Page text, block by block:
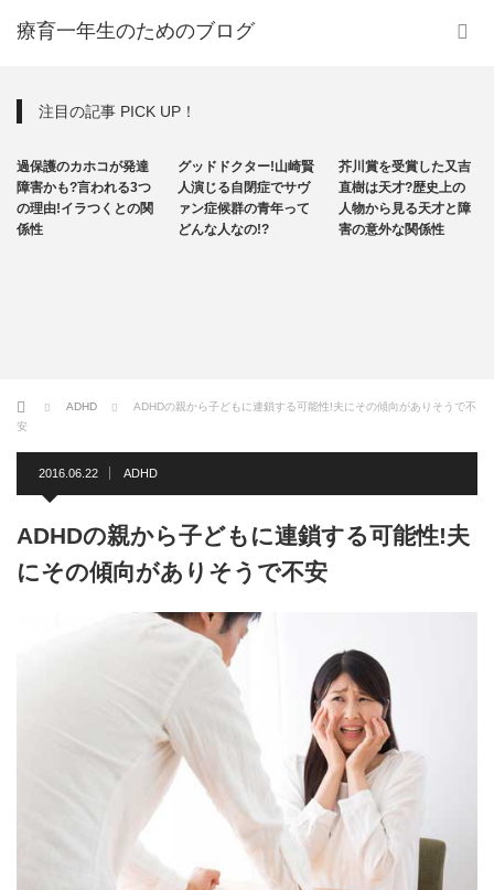
療育一年生のためのブログ
注目の記事 PICK UP！
過保護のカホコが発達
障害かも?言われる3つ
の理由!イラつくとの関
係性
自閉症
グッドドクター!山崎賢
人演じる自閉症でサヴ
ァン症候群の青年って
どんな人なの!?
芥川賞を受賞した又吉
直樹は天才?歴史上の
人物から見る天才と障
害の意外な関係性
ホーム ADHD
ADHDの親から子どもに連鎖する可能性!夫にその傾向がありそうで不
安
2016.06.22 ADHD
ADHDの親から子どもに連鎖する可能性!夫
にその傾向がありそうで不安